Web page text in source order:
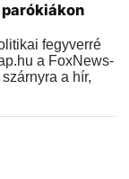
fegyverré
a FoxNews-
a hír,